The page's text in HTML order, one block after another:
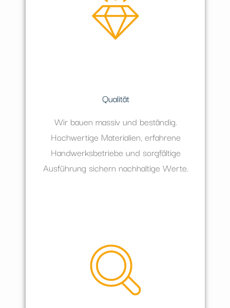
Qualität
Wir bauen massiv und beständig.
Hochwertige Materialien, erfahrene
Handwerksbetriebe und sorgfältige
Ausführung sichern nachhaltige Werte.